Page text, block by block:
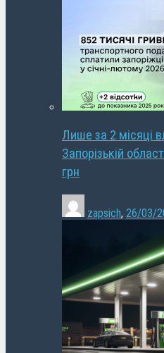
Лише за 2 місяці
Запорізькій
грн
zapsich, 26/03/